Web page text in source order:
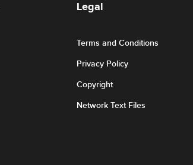
Legal
Terms and Conditions
Privacy Policy
Copyright
Network Text Files